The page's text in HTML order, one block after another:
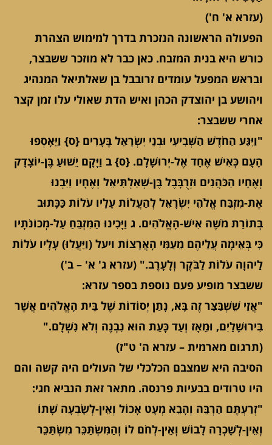
(עזרא א' ח')
הפעולה הראשונה הנזכרת בדרך למימוש הצהרת
כורש היא בנית המזבח. כאן כבר לא מוזכר ששבצר,
ובראש המפעל עומדים זרובבל בן שאלתיאל המנהיג
ויהושע בן יהוצדק הכהן ואיש הדת שאולי עלו זמן קצר
אחרי ששבצר:
"וַיִּגַּע הַחֹדֶשׁ הַשְּׁבִיעִי וּבְנֵי יִשְׂרָאֵל בֶּעָרִים {ס} וַיֵּאָסְפוּ
הָעָם כְּאִישׁ אֶחָד אֶל-יְרוּשָׁלִָם. {ס} ב וַיָּקָם יֵשׁוּעַ בֶּן-יוֹצָדָק
וְאֶחָיו הַכֹּהֲנִים וּזְרֻבָּבֶל בֶּן-שְׁאַלְתִּיאֵל וְאֶחָיו וַיִּבְנוּ
אֶת-מִזְבַּח אֱלֹהֵי יִשְׂרָאֵל לְהַעֲלוֹת עָלָיו עֹלוֹת כַּכָּתוּב
בְּתוֹרַת מֹשֶׁה אִישׁ-הָאֱלֹהִים. ג וַיָּכִינוּ הַמִּזְבֵּחַ עַל-מְכוֹנֹתָיו
כִּי בְּאֵימָה עֲלֵיהֶם מֵעַמֵּי הָאֲרָצוֹת ויעל (וַיַּעֲלוּ) עָלָיו עֹלוֹת
לַיהוָה עֹלוֹת לַבֹּקֶר וְלָעָרֶב." (עזרא ג' א' – ב')
ששבצר מופיע פעם נוספת בספר עזרא:
"אֲזַי שֵׁשְׁבַּצַּר זֶה בָּא, נָתַן יְסוֹדוֹת שֶׁל בֵּית הָאֱלֹהִים אֲשֶׁר
בִּירוּשָׁלַיִם, וּמֵאָז וְעַד כָּעֵת הוּא נִבְנֶה וְלֹא נִשְׁלָם."
(תרגום מארמית – עזרא ה' ט"ז)
הסיבה היא שמצבם הכלכלי של העולים היה קשה והם
היו טרודים בבעיות פרנסה. מתאר זאת הנביא חגי:
"זְרַעְתֶּם הַרְבֵּה וְהָבֵא מְעָט אָכוֹל וְאֵין-לְשָׂבְעָה שָׁתוֹ
וְאֵין-לְשָׁכְרָה לָבוֹשׁ וְאֵין-לְחֹם לוֹ וְהַמִּשְׂתַּכֵּר מִשְׂתַּכֵּר